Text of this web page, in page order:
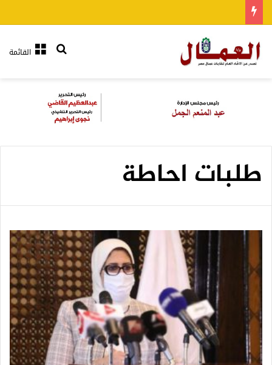
القائمةبحث عن
طلبات احاطة